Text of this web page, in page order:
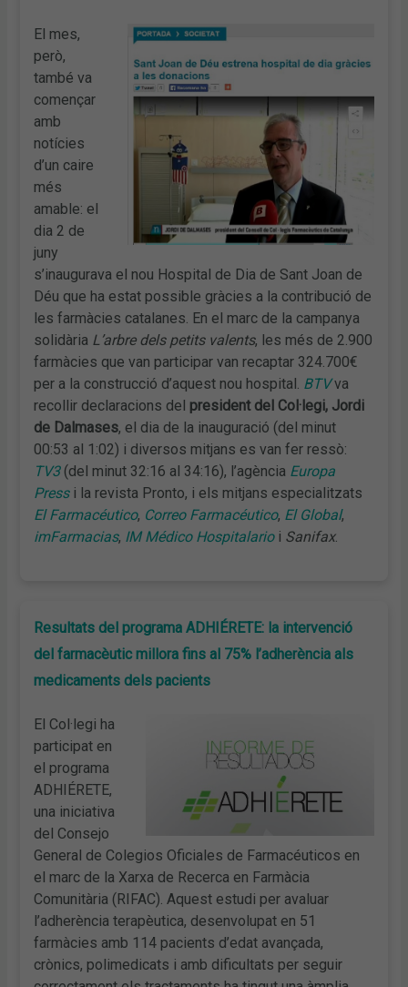
El mes,
però,
també va
començar
amb
notícies
d’un caire
més
amable: el
dia 2 de
juny
s’inaugurava el nou Hospital de Dia de Sant Joan de
Déu que ha estat possible gràcies a la contribució de
les farmàcies catalanes. En el marc de la campanya
solidària L’arbre dels petits valents, les més de 2.900
farmàcies que van participar van recaptar 324.700€
per a la construcció d’aquest nou hospital. BTVva
recollir declaracions del president del Col·legi, Jordi
de Dalmases, el dia de la inauguració (del minut
00:53 al 1:02) i diversos mitjans es van fer ressò:
TV3 (del minut 32:16 al 34:16), l’agència Europa
Pressi la revista Pronto, i els mitjans especialitzats
El Farmacéutico, Correo Farmacéutico, El Global,
imFarmacias, IM Médico Hospitalarioi Sanifax.
Resultats del programa ADHIÉRETE: la intervenció
del farmacèutic millora fins al 75% l’adherència als
medicaments dels pacients
El Col·legi ha
participat en
el programa
ADHIÉRETE,
una iniciativa
del Consejo
General de Colegios Oficiales de Farmacéuticos en
el marc de la Xarxa de Recerca en Farmàcia
Comunitària (RIFAC). Aquest estudi per avaluar
l’adherència terapèutica, desenvolupat en 51
farmàcies amb 114 pacients d’edat avançada,
crònics, polimedicats i amb dificultats per seguir